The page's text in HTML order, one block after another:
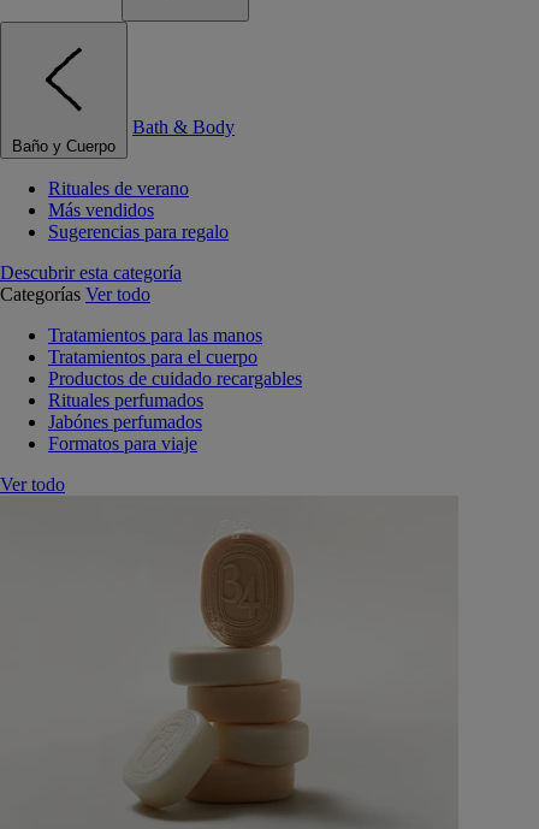
Baño y Cuerpo
Bath & Body
Rituales de verano
Más vendidos
Sugerencias para regalo
Descubrir esta categoría
Categorías Ver todo
Tratamientos para las manos
Tratamientos para el cuerpo
Productos de cuidado recargables
Rituales perfumados
Jabónes perfumados
Formatos para viaje
Ver todo